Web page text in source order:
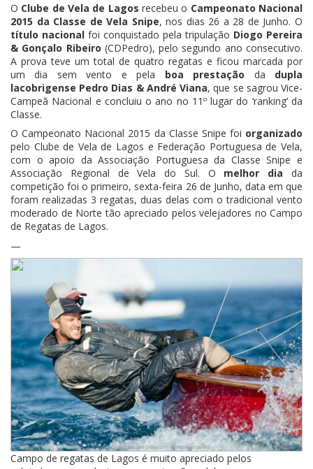
O Clube de Vela de Lagos recebeu o Campeonato Nacional
2015 da Classe de Vela Snipe, nos dias 26 a 28 de Junho. O
título nacional foi conquistado pela tripulação Diogo Pereira
& Gonçalo Ribeiro (CDPedro), pelo segundo ano consecutivo.
A prova teve um total de quatro regatas e ficou marcada por
um dia sem vento e pela boa prestação da dupla
lacobrigense Pedro Dias & André Viana, que se sagrou Vice-
Campeã Nacional e concluiu o ano no 11º lugar do ‘ranking’ da
Classe.
O Campeonato Nacional 2015 da Classe Snipe foi organizado
pelo Clube de Vela de Lagos e Federação Portuguesa de Vela,
com o apoio da Associação Portuguesa da Classe Snipe e
Associação Regional de Vela do Sul. O melhor dia da
competição foi o primeiro, sexta-feira 26 de Junho, data em que
foram realizadas 3 regatas, duas delas com o tradicional vento
moderado de Norte tão apreciado pelos velejadores no Campo
de Regatas de Lagos.
—
Campo de regatas de Lagos é muito apreciado pelos